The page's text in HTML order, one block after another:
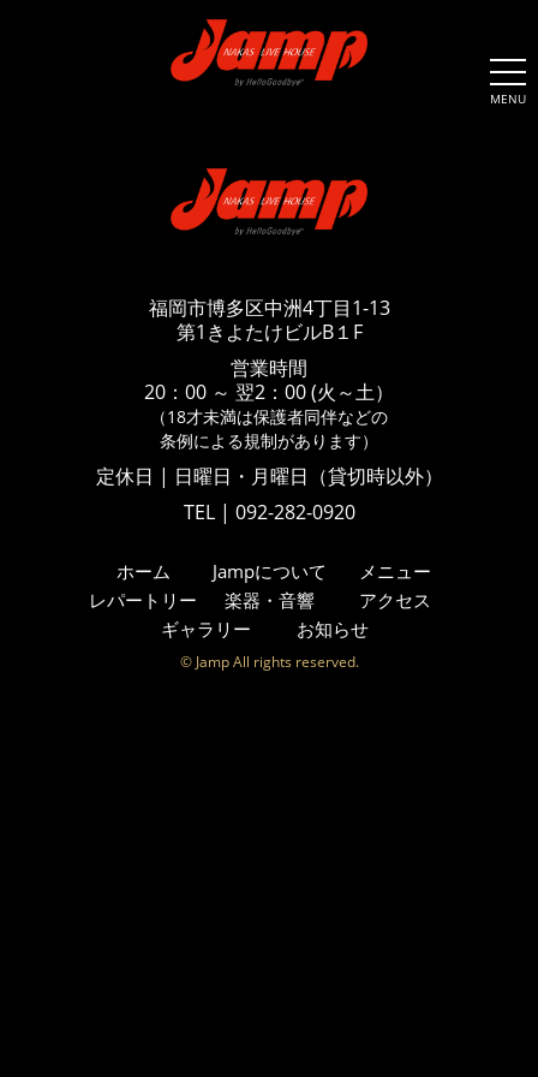
MENU
福岡市博多区中洲4丁目1-13
第1きよたけビルB１F
営業時間
20：00 ～ 翌2：00 (火～土）
（18才未満は保護者同伴などの
条例による規制があります）
定休日 | 日曜日・月曜日（貸切時以外）
TEL | 092-282-0920
ホーム Jampについて
メニュー
レパートリー
楽器・音響
アクセス
ギャラリー
お知らせ
© Jamp All rights reserved.